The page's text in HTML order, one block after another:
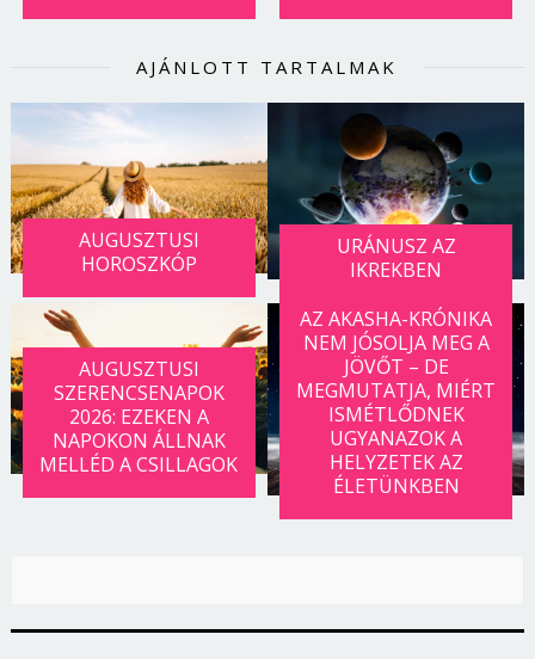
AJÁNLOTT TARTALMAK
AUGUSZTUSI
HOROSZKÓP
URÁNUSZ AZ
IKREKBEN
AUGUSZTUSI
SZERENCSENAPOK
2026: EZEKEN A
NAPOKON ÁLLNAK
MELLÉD A CSILLAGOK
AZ AKASHA-KRÓNIKA
NEM JÓSOLJA MEG A
JÖVŐT – DE
MEGMUTATJA, MIÉRT
ISMÉTLŐDNEK
UGYANAZOK A
HELYZETEK AZ
ÉLETÜNKBEN